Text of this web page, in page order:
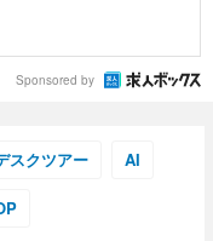
Sponsored by
スクツアー AI